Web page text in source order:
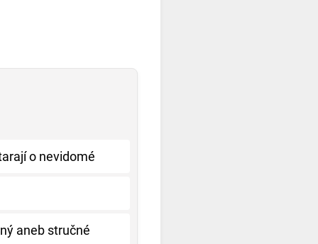
o nevidomé
aneb stručné